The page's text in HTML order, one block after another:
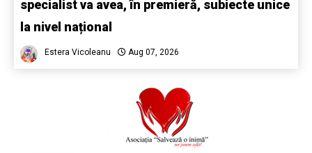
specialist va avea, în premieră, subiecte unice
la nivel național
Estera Vicoleanu Aug 07, 2026